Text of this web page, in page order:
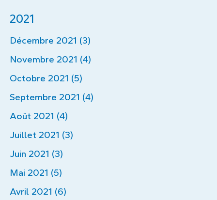
2021
Décembre 2021 (3)
Novembre 2021 (4)
Octobre 2021 (5)
Septembre 2021 (4)
Août 2021 (4)
Juillet 2021 (3)
Juin 2021 (3)
Mai 2021 (5)
Avril 2021 (6)